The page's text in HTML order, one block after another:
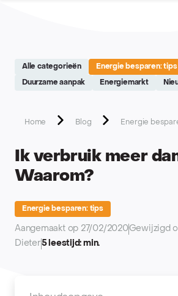
Alle categorieën Energie besparen: tips
Duurzame aanpak Energiemarkt
Home Blog Energie
Ik verbruik meer
Waarom?
Energie besparen: tips
Aangemaakt op 27/02/2020Gewijzigd
Dieter5 leestijd: min.